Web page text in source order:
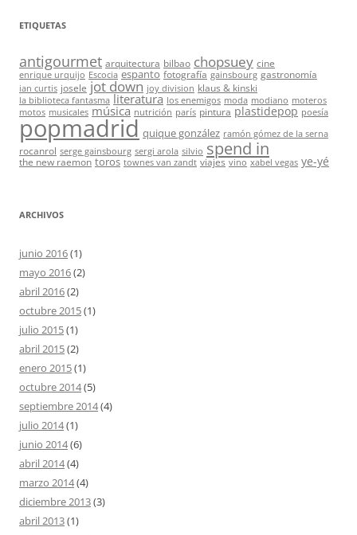
ETIQUETAS
antigourmet arquitectura bilbao chopsuey cine
enrique urquijo Escocia espanto fotografía gainsbourg gastronomía
ian curtis josele jot down joy division klaus & kinski
la biblioteca fantasma literatura los enemigos moda modiano moteros
motos musicales música nutrición parís pintura plastidepop poesía
popmadrid quique gonzález ramón gómez de la serna
rocanrol serge gainsbourg sergi arola silvio spend in
the new raemon toros townes van zandt viajes vino xabel vegas ye-yé
ARCHIVOS
junio 2016(1)
mayo 2016(2)
abril 2016(2)
octubre 2015(1)
julio 2015(1)
abril 2015(2)
enero 2015(1)
octubre 2014(5)
septiembre 2014(4)
julio 2014(1)
junio 2014(6)
abril 2014(4)
marzo 2014(4)
diciembre 2013(3)
abril 2013(1)